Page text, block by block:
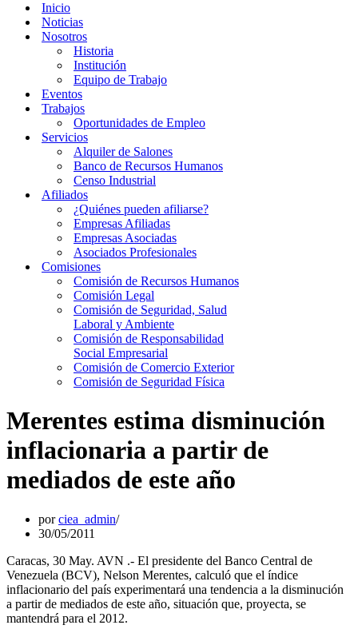
Inicio
Noticias
Nosotros
Historia
Institución
Equipo de Trabajo
Eventos
Trabajos
Oportunidades de Empleo
Servicios
Alquiler de Salones
Banco de Recursos Humanos
Censo Industrial
Afiliados
¿Quiénes pueden afiliarse?
Empresas Afiliadas
Empresas Asociadas
Asociados Profesionales
Comisiones
Comisión de Recursos Humanos
Comisión Legal
Comisión de Seguridad, Salud
Laboral y Ambiente
Comisión de Responsabilidad
Social Empresarial
Comisión de Comercio Exterior
Comisión de Seguridad Física
Merentes estima disminución
inflacionaria a partir de
mediados de este año
porciea_admin
30/05/2011
Caracas, 30 May. AVN .- El presidente del Banco Central de
Venezuela (BCV), Nelson Merentes, calculó que el índice
inflacionario del país experimentará una tendencia a la disminución
a partir de mediados de este año, situación que, proyecta, se
mantendrá para el 2012.